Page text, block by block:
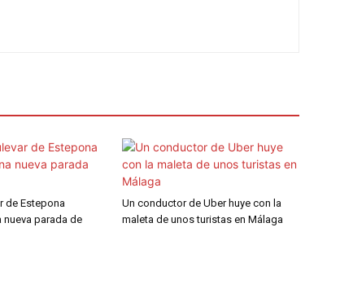
de Estepona
nueva parada de
Un conductor de Uber huye con la
maleta de unos turistas en Málaga